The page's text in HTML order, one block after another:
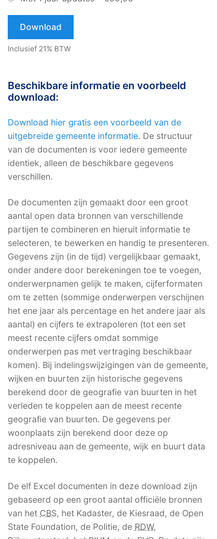
Download
Inclusief 21% BTW
Beschikbare informatie en voorbeeld
download:
Download hier gratis een voorbeeld van de
uitgebreide gemeente informatie. De structuur
van de documenten is voor iedere gemeente
identiek, alleen de beschikbare gegevens
verschillen.
De documenten zijn gemaakt door een groot
aantal open data bronnen van verschillende
partijen te combineren en hieruit informatie te
selecteren, te bewerken en handig te presenteren.
Gegevens zijn (in de tijd) vergelijkbaar gemaakt,
onder andere door berekeningen toe te voegen,
onderwerpnamen gelijk te maken, cijferformaten
om te zetten (sommige onderwerpen verschijnen
het ene jaar als percentage en het andere jaar als
aantal) en cijfers te extrapoleren (tot een set
meest recente cijfers omdat sommige
onderwerpen pas met vertraging beschikbaar
komen). Bij indelingswijzigingen van de gemeente,
wijken en buurten zijn historische gegevens
berekend door de geografie van buurten in het
verleden te koppelen aan de meest recente
geografie van buurten. De gegevens per
woonplaats zijn berekend door deze op
adresniveau aan de gemeente, wijk en buurt data
te koppelen.
De elf Excel documenten in deze download zijn
gebaseerd op een groot aantal officiële bronnen
van het CBS, het Kadaster, de Kiesraad, de Open
State Foundation, de Politie, de RDW,